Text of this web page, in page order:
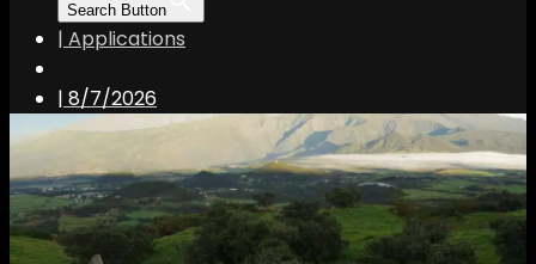
Search Button
| Applications
| 8/7/2026